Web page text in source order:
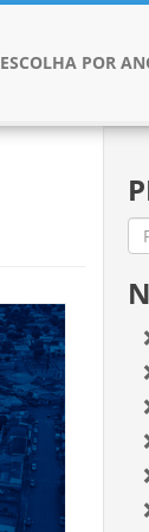
ESCOLHA POR